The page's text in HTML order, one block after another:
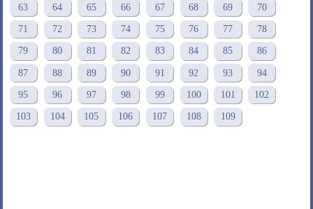
63 64 65 66 67 68 69 70
71 72 73 74 75 76 77 78
79 80 81 82 83 84 85 86
87 88 89 90 91 92 93 94
95 96 97 98 99 100 101 102
103 104 105 106 107 108 109